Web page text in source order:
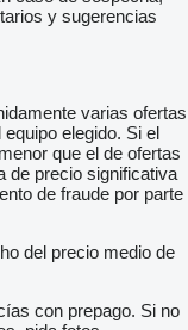
y sugerencias
varias ofertas
elegido. Si el
que el de ofertas
de precio significativa
de fraude por parte
del precio medio de
con prepago. Si no